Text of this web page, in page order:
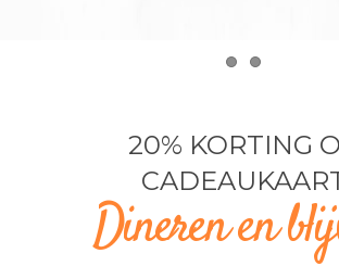
Item 1
20% KORTING
Dineren en